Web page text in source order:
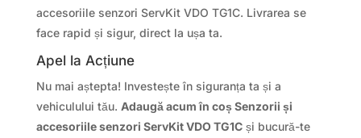
accesoriile senzori ServKit VDO TG1C. Livrarea se
face rapid și sigur, direct la ușa ta.
Apel la Acțiune
Nu mai aștepta! Investește în siguranța ta și a
vehiculului tău. Adaugă acum în coș Senzorii și
accesoriile senzori ServKit VDO TG1Cși bucură-te